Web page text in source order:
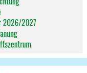
2026/2027